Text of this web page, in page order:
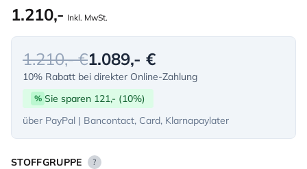
1.210,- Inkl. MwSt.
1.210,- €1.089,- €
10% Rabatt bei direkter Online-Zahlung
% Sie sparen 121,- (10%)
über PayPal | Bancontact, Card, Klarnapaylater
STOFFGRUPPE ?